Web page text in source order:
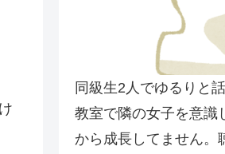
同級生2人でゆるりと
教室で隣の女子を意識
から成長してません。